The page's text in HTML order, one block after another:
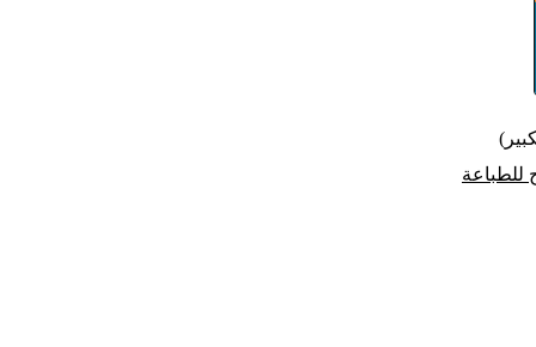
للطباعة